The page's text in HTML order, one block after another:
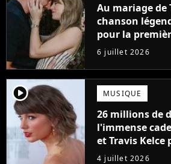
Au mariage de
chanson
pour la
ans !
6 juillet 2026
player2 MUSIQUE
26 millions de
l'immense
et Travis
4 juillet 2026